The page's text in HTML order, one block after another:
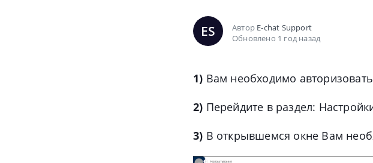
ES Автор E-chat Support
Обновлено 1 год назад
1) Вам необходимо
2) Перейдите в раздел:
3) В открывшемся окне Вам